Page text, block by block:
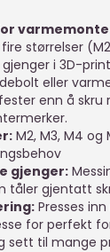
størrelser
i 3D-
eller
enn å skru
M2, M3, M4 og
gjenger:
tåler gjentatt
Presses
for perfekt
sett til mange